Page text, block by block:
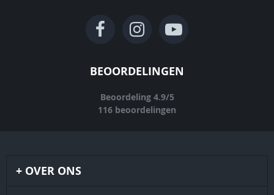
BEOORDELINGEN
Beoordeling 4.9/5
116 beoordelingen
OVER ONS